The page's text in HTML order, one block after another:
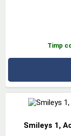
Timp
Smileys 1,